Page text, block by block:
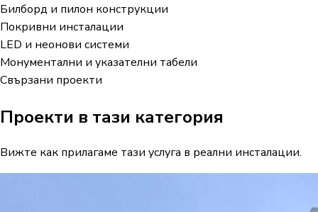
Билборд и пилон конструкции
Покривни инсталации
LED и неонови системи
Монументални и указателни табели
Свързани проекти
Проекти в тази категория
Вижте как прилагаме тази услуга в реални инсталации.